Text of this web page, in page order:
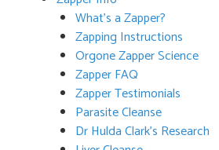
What’s a Zapper?
Zapping Instructions
Orgone Zapper Science
Zapper FAQ
Zapper Testimonials
Parasite Cleanse
Dr Hulda Clark’s Research